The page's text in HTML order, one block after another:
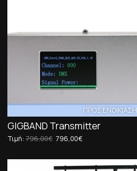
ΠΡΟΣ ΕΝΟΙΚΙΑΣΗ
GIGBAND Transmitter
Τιμή: 796,00€ 796,00€